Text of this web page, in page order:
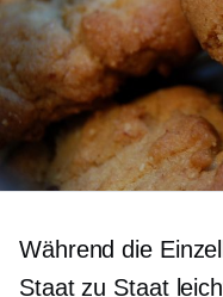
Während die
Staat zu Staat